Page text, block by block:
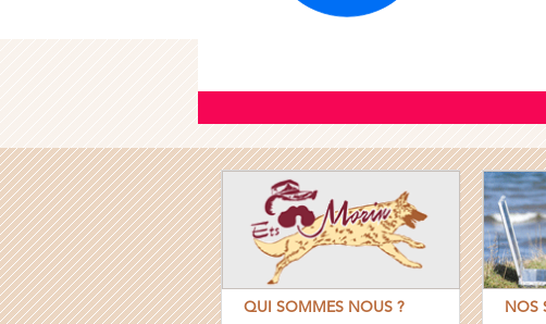
QUI SOMMES NOUS ? NOS